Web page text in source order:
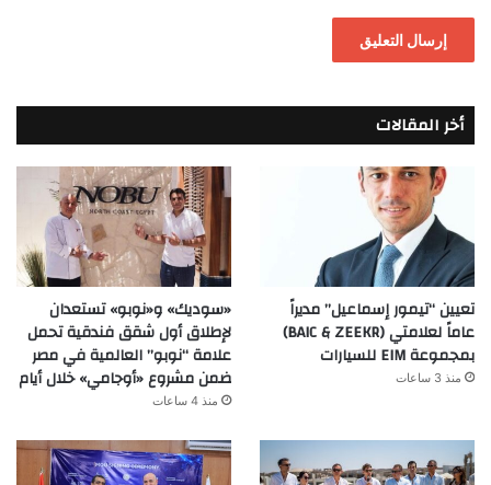
أخر المقالات
تعيين “تيمور إسماعيل” مديراً
عاماً لعلامتي (BAIC & ZEEKR)
بمجموعة EIM للسيارات
منذ 3 ساعات
«سوديك» و«نوبو» تستعدان
لإطلاق أول شقق فندقية تحمل
علامة “نوبو” العالمية في مصر
ضمن مشروع «أوجامي» خلال أيام
منذ 4 ساعات